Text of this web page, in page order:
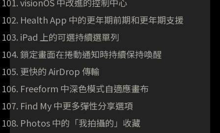
Health App 中的更年期前期和更年期支援
iPad 上的可選持續選單列
鎖定畫面在捲動通知時持續保持喚醒
更快的 AirDrop 傳輸
Freeform 中深色模式自適應畫布
Find My 中更多彈性分享選項
Photos 中的「我拍攝的」收藏